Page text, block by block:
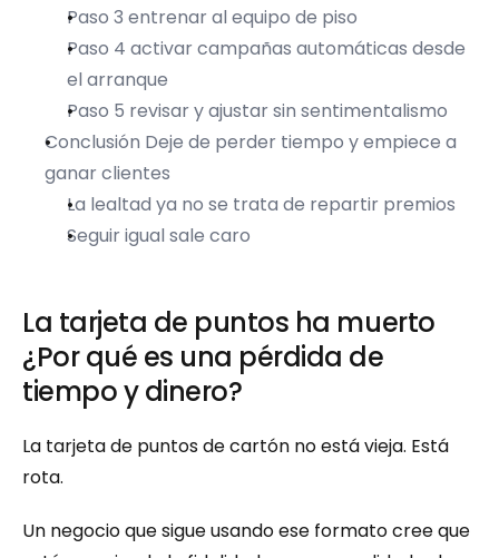
Paso 3 entrenar al equipo de piso
Paso 4 activar campañas automáticas desde
el arranque
Paso 5 revisar y ajustar sin sentimentalismo
Conclusión Deje de perder tiempo y empiece a
ganar clientes
La lealtad ya no se trata de repartir premios
Seguir igual sale caro
La tarjeta de puntos ha muerto
¿Por qué es una pérdida de
tiempo y dinero?
La tarjeta de puntos de cartón no está vieja. Está
rota.
Un negocio que sigue usando ese formato cree que